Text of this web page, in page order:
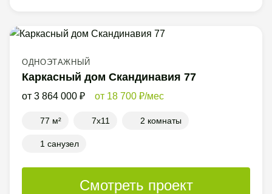
ОДНОЭТАЖНЫЙ
Каркасный дом Скандинавия 77
3 864 000 18 700 /мес
77 м² 7x11 2 комнаты
1 санузел
Смотреть проект